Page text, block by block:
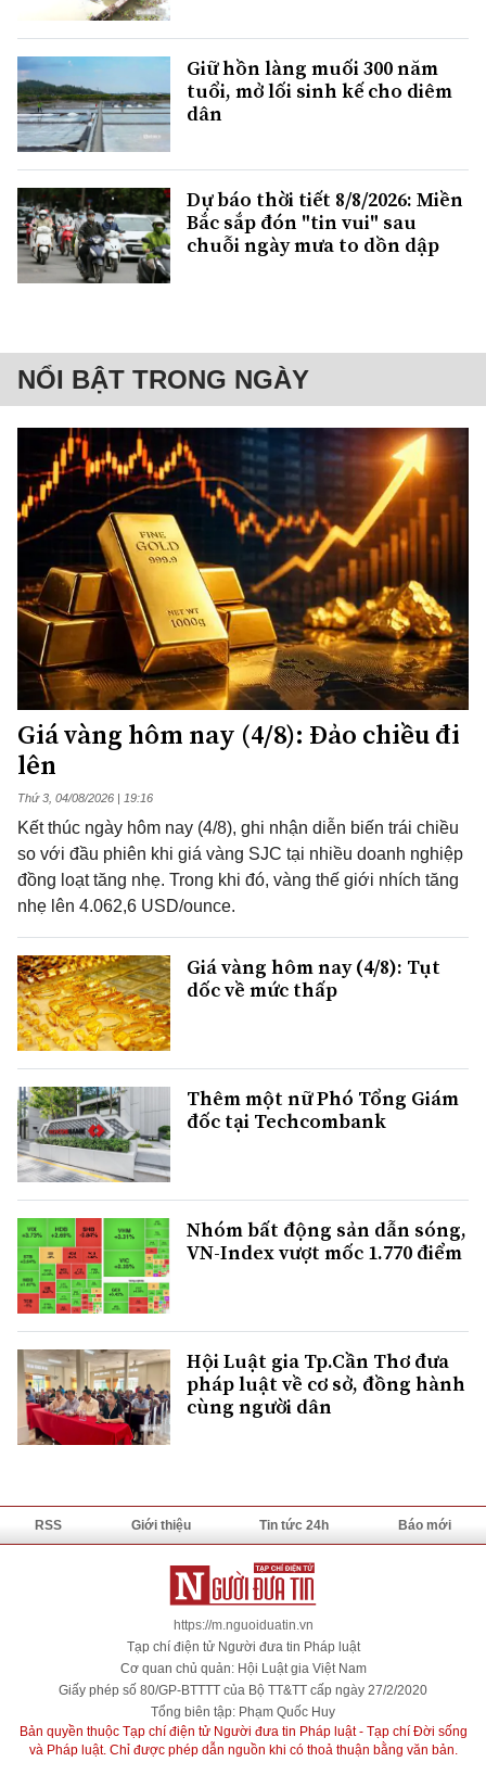
Giữ hồn làng muối 300 năm
tuổi, mở lối sinh kế cho diêm
dân
Dự báo thời tiết 8/8/2026: Miền
Bắc sắp đón "tin vui" sau
chuỗi ngày mưa to dồn dập
NỔI BẬT TRONG NGÀY
Giá vàng hôm nay (4/8): Đảo chiều đi
lên
Thứ 3, 04/08/2026 | 19:16
Kết thúc ngày hôm nay (4/8), ghi nhận diễn biến trái chiều
so với đầu phiên khi giá vàng SJC tại nhiều doanh nghiệp
đồng loạt tăng nhẹ. Trong khi đó, vàng thế giới nhích tăng
nhẹ lên 4.062,6 USD/ounce.
Giá vàng hôm nay (4/8): Tụt
dốc về mức thấp
Thêm một nữ Phó Tổng Giám
đốc tại Techcombank
Nhóm bất động sản dẫn sóng,
VN-Index vượt mốc 1.770 điểm
Hội Luật gia Tp.Cần Thơ đưa
pháp luật về cơ sở, đồng hành
cùng người dân
RSS Giới thiệu Tin tức 24h Báo mới
https://m.nguoiduatin.vn
Tạp chí điện tử Người đưa tin Pháp luật
Cơ quan chủ quản: Hội Luật gia Việt Nam
Giấy phép số 80/GP-BTTTT của Bộ TT&TT cấp ngày 27/2/2020
Tổng biên tập: Phạm Quốc Huy
Bản quyền thuộc Tạp chí điện tử Người đưa tin Pháp luật - Tạp chí Đời sống
và Pháp luật. Chỉ được phép dẫn nguồn khi có thoả thuận bằng văn bản.